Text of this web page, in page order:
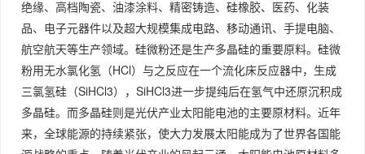
绝缘、高档陶瓷、油漆涂料、精密铸造、硅橡胶、医药、化装
品、电子元器件以及超大规模集成电路、移动通讯、手提电脑、
航空航天等生产领域。硅微粉还是生产多晶硅的重要原料。硅微
粉用无水氯化氢（HCl）与之反应在一个流化床反应器中，生成
三氯氢硅（SiHCl3），SiHCl3进一步提纯后在氢气中还原沉积成
多晶硅。而多晶硅则是光伏产业太阳能电池的主要原材料。近年
来，全球能源的持续紧张，使大力发展太阳能成为了世界各国能